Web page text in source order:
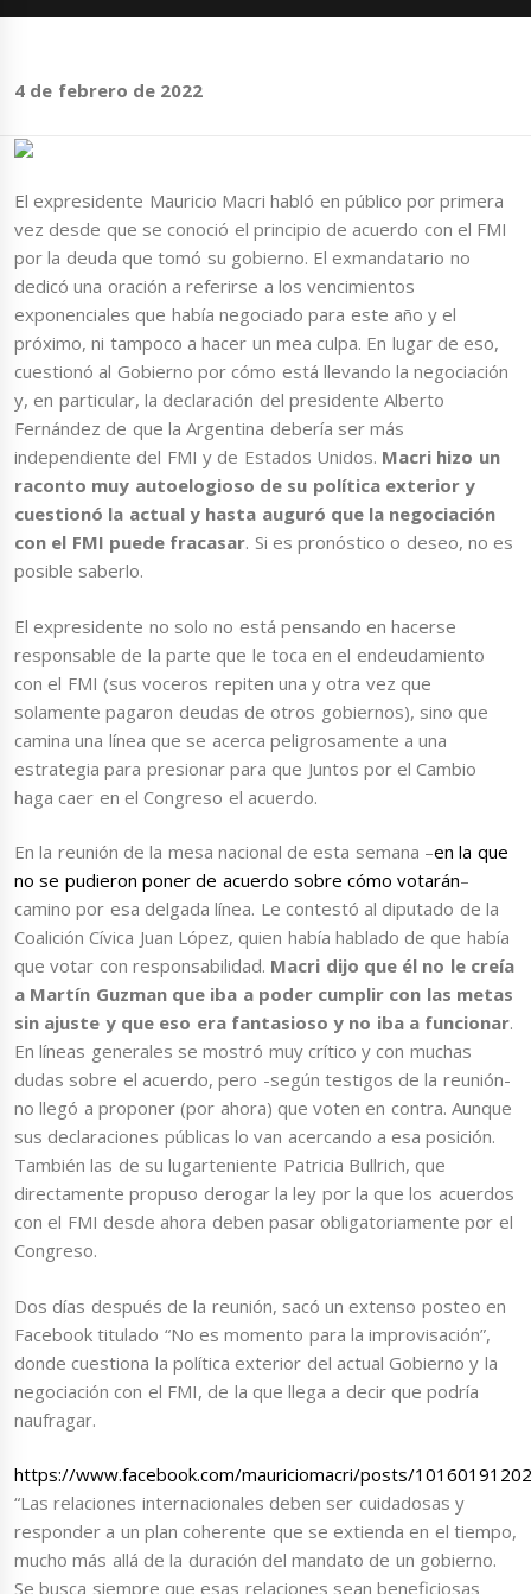
4 de febrero de 2022
El expresidente Mauricio Macri habló en público por primera
vez desde que se conoció el principio de acuerdo con el FMI
por la deuda que tomó su gobierno. El exmandatario no
dedicó una oración a referirse a los vencimientos
exponenciales que había negociado para este año y el
próximo, ni tampoco a hacer un mea culpa. En lugar de eso,
cuestionó al Gobierno por cómo está llevando la negociación
y, en particular, la declaración del presidente Alberto
Fernández de que la Argentina debería ser más
independiente del FMI y de Estados Unidos. Macri hizo un
raconto muy autoelogioso de su política exterior y
cuestionó la actual y hasta auguró que la negociación
con el FMI puede fracasar. Si es pronóstico o deseo, no es
posible saberlo.
El expresidente no solo no está pensando en hacerse
responsable de la parte que le toca en el endeudamiento
con el FMI (sus voceros repiten una y otra vez que
solamente pagaron deudas de otros gobiernos), sino que
camina una línea que se acerca peligrosamente a una
estrategia para presionar para que Juntos por el Cambio
haga caer en el Congreso el acuerdo.
En la reunión de la mesa nacional de esta semana –en la que
no se pudieron poner de acuerdo sobre cómo votarán–
camino por esa delgada línea. Le contestó al diputado de la
Coalición Cívica Juan López, quien había hablado de que había
que votar con responsabilidad. Macri dijo que él no le creía
a Martín Guzman que iba a poder cumplir con las metas
sin ajuste y que eso era fantasioso y no iba a funcionar.
En líneas generales se mostró muy crítico y con muchas
dudas sobre el acuerdo, pero -según testigos de la reunión-
no llegó a proponer (por ahora) que voten en contra. Aunque
sus declaraciones públicas lo van acercando a esa posición.
También las de su lugarteniente Patricia Bullrich, que
directamente propuso derogar la ley por la que los acuerdos
con el FMI desde ahora deben pasar obligatoriamente por el
Congreso.
Dos días después de la reunión, sacó un extenso posteo en
Facebook titulado “No es momento para la improvisación”,
donde cuestiona la política exterior del actual Gobierno y la
negociación con el FMI, de la que llega a decir que podría
naufragar.
https://www.facebook.com/mauriciomacri/posts/
“Las relaciones internacionales deben ser cuidadosas y
responder a un plan coherente que se extienda en el tiempo,
mucho más allá de la duración del mandato de un gobierno.
Se busca siempre que esas relaciones sean beneficiosas